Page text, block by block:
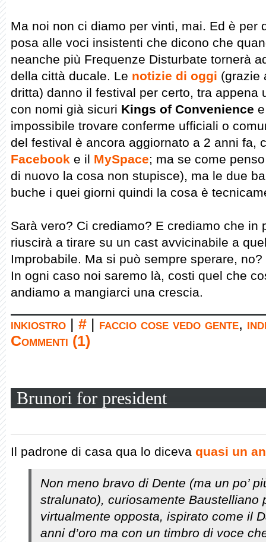
Ma noi non ci diamo per vinti, mai. Ed è per
posa alle voci insistenti che dicono che
neanche più Frequenze Disturbate tornerà
della città ducale. Le notizie di oggi (grazie
dritta) danno il festival per certo, tra appena
con nomi già sicuri Kings of Convenience
impossibile trovare conferme ufficiali o
del festival è ancora aggiornato a 2 anni fa,
Facebook e il MySpace; ma se come
di nuovo la cosa non stupisce), ma le due
buche i quei giorni quindi la cosa è
Sarà vero? Ci crediamo? E crediamo che in
riuscirà a tirare su un cast avvicinabile a
Improbabile. Ma si può sempre sperare, no?
In ogni caso noi saremo là, costi quel che
andiamo a mangiarci una crescia.
inkiostro # faccio cose vedo gente,
Commenti (1)
Brunori for president
Il padrone di casa qua lo diceva quasi un
Non meno bravo di Dente (ma un po’
stralunato), curiosamente Baustelliano
virtualmente opposta, ispirato come il
anni d’oro ma con un timbro di voce